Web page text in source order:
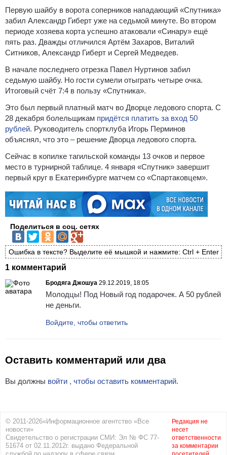
Первую шайбу в ворота соперников нападающий «Спутника»
забил Александр Гиберт уже на седьмой минуте. Во втором
периоде хозяева корта успешно атаковали «Синару» ещё
пять раз. Дважды отличился Артём Захаров, Виталий
Ситников, Александр Гиберт и Сергей Медведев.
В начале последнего отрезка Павел Нуртинов забил
седьмую шайбу. Но гости сумели отыграть четыре очка.
Итоговый счёт 7:4 в пользу «Спутника».
Это был первый платный матч во Дворце ледового спорта. С
28 декабря болельщикам придётся платить за вход 50
рублей. Руководитель спортклуба Игорь Перминов
объяснял, что это – решение Дворца ледового спорта.
Сейчас в копилке тагильской команды 13 очков и первое
место в турнирной таблице. 4 января «Спутник» завершит
первый круг в Екатеринбурге матчем со «Спартаковцем».
Поделиться в соц. сетях
Ошибка в тексте? Выделите её мышкой и нажмите: Ctrl + Enter
1 комментарий
Бродяга Джошуа 29.12.2019, 18:05
Молодцы! Под Новый год подарочек. А 50 рублей
не деньги.
Войдите, чтобы ответить
Оставить комментарий или два
Вы должны войти , чтобы оставить комментарий.
© 2011-2026«Информационное агентство «Все
новости»
Свидетельство о регистрации СМИ: Эл № ФС 77-
51674 от 02.11.2012г. выдано Федеральной
Редакция не
несет
ответственности
за комментарии